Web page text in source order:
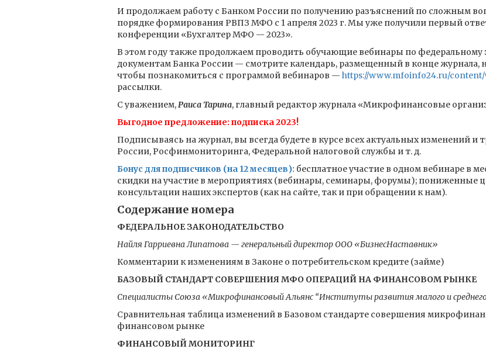
И продолжаем работу с Банком России по получению разъяснений по сложным
порядке формирования РВПЗ МФО с 1 апреля 2023 г. Мы уже получили первый
конференции «Бухгалтер МФО — 2023».
В этом году также продолжаем проводить обучающие вебинары по
документам Банка России — смотрите календарь, размещенный в конце журнала,
чтобы познакомиться с программой вебинаров — https://www.mfoinfo24.ru/
рассылки.
С уважением,Раиса Тарина, главный редактор журнала «Микрофинансовые
Выгодное предложение: подписка 2023!
Подписываясь на журнал, вы всегда будете в курсе всех актуальных изменений и
России, Росфинмониторинга, Федеральной налоговой службы и т. д.
Бонус для подписчиков (на 12 месяцев): бесплатное участие в одном вебинаре в
скидки на участие в мероприятиях (вебинары, семинары, форумы); пониженные
консультации наших экспертов (как на сайте, так и при обращении к нам).
Содержание номера
ФЕДЕРАЛЬНОЕ ЗАКОНОДАТЕЛЬСТВО
Найля Гарриевна Липатова — генеральный директор ООО «БизнесНаставник»
Комментарии к изменениям в Законе о потребительском кредите (займе)
БАЗОВЫЙ СТАНДАРТ СОВЕРШЕНИЯ МФО ОПЕРАЦИЙ НА ФИНАНСОВОМ РЫНКЕ
Специалисты Союза «Микрофинансовый Альянс “Институты развития малого и среднего
Сравнительная таблица изменений в Базовом стандарте совершения
финансовом рынке
ФИНАНСОВЫЙ МОНИТОРИНГ